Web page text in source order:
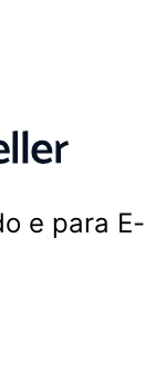
e para E-